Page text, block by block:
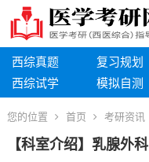
西综真题 复习规划
西综试学
模拟自测
您的位置 首页 考研资讯
【科室介绍】乳腺外科